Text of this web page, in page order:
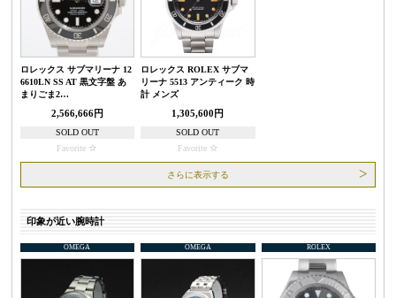
ロレックス サブマリーナ 12
6610LN SS AT 黒文字盤 あ
まりごま2…
2,566,666円
SOLD OUT
Favorite
ロレックス ROLEX サブマ
リーナ 5513 アンティーク 時
計 メンズ
1,305,600円
SOLD OUT
Favorite
さらに表示する
印象が近い腕時計
OMEGA OMEGA ROLEX